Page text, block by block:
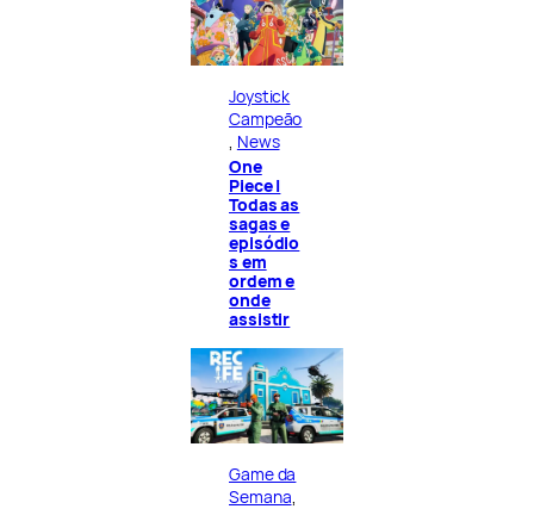
Joystick
Campeão
News
One
Piece |
Todas as
sagas e
episódio
s em
ordem e
onde
assistir
Game da
Semana